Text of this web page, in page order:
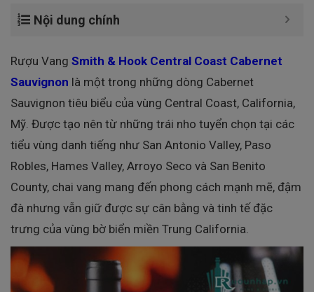
Nội dung chính
Rượu Vang Smith & Hook Central Coast Cabernet
Sauvignon là một trong những dòng Cabernet
Sauvignon tiêu biểu của vùng Central Coast, California,
Mỹ. Được tạo nên từ những trái nho tuyển chọn tại các
tiểu vùng danh tiếng như San Antonio Valley, Paso
Robles, Hames Valley, Arroyo Seco và San Benito
County, chai vang mang đến phong cách mạnh mẽ, đậm
đà nhưng vẫn giữ được sự cân bằng và tinh tế đặc
trưng của vùng bờ biển miền Trung California.